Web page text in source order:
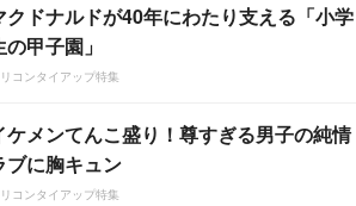
クドナルドが40年にわたり支える「小学
の甲子園」
コンタイアップ特集
ケメンてんこ盛り！尊すぎる男子の純情
ブに胸キュン
コンタイアップ特集